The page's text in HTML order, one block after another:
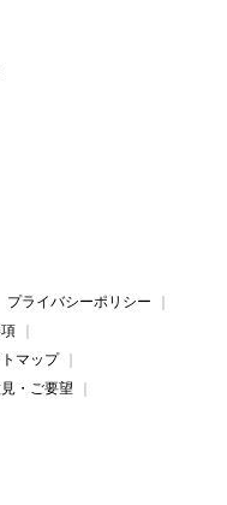
プライバシーポリシー
マップ
・ご要望